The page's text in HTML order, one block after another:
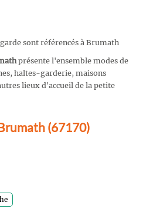
sont référencés à Brumath
présente l'ensemble modes de
haltes-garderie, maisons
lieux d'accueil de la petite
(67170)